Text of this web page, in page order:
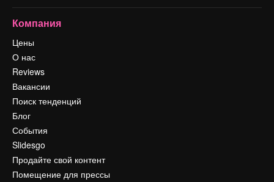
Компания
Цены
О нас
Reviews
Вакансии
Поиск тенденций
Блог
События
Slidesgo
Продайте свой контент
Помещение для прессы